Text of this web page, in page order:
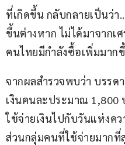
ที่เกิดขึ้น กลับกลายเป็นว่
ขึ้นต่างหาก ไม่ได้มาจาก
คนไทยมีกำลังซื้อเพิ่มมาก
จากผลสำรวจพบว่า บรรด
เงินคนละประมาณ 1,800
ใช้จ่ายเงินไปกับวันแห่งค
ส่วนกลุ่มคนที่ใช้จ่ายมากที่